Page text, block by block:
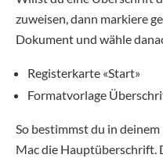
zuweisen, dann markiere
Dokument und wähle
Registerkarte «Start»
Formatvorlage
So bestimmst du in
Mac die Hauptüberschrift.